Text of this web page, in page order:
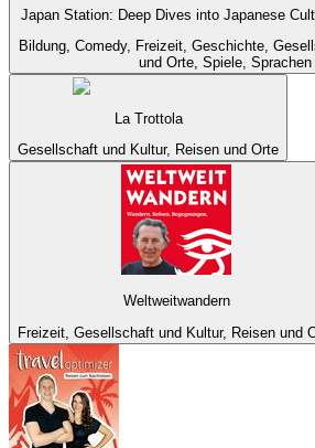
Japan Station: Deep Dives into Japanese
Bildung, Comedy, Freizeit, Geschichte,
und Orte, Spiele, Sprachen
La Trottola
Gesellschaft und Kultur, Reisen und Orte
Weltweitwandern
Freizeit, Gesellschaft und Kultur, Reisen und